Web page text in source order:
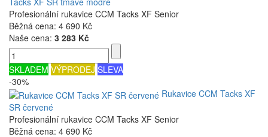
Profesionální rukavice CCM Tacks XF Senior
Běžná cena: 4 690 Kč
Naše cena: 3 283 Kč
SKLADEM VÝPRODEJ SLEVA
-30%
Rukavice CCM Tacks XF
SR červené
Profesionální rukavice CCM Tacks XF Senior
Běžná cena: 4 690 Kč